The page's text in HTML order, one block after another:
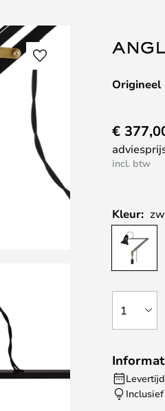
€
incl. btw
Kleur:
1